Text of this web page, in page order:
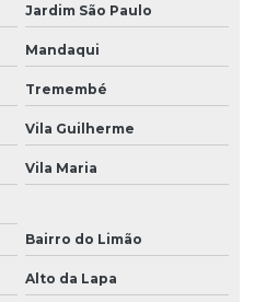
Jardim São Paulo
Mandaqui
Tremembé
Vila Guilherme
Vila Maria
Bairro do Limão
Alto da Lapa